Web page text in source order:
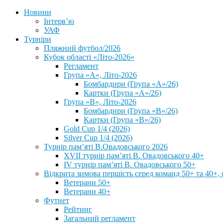
Новини
Інтерв’ю
УАФ
Турніри
Пляжний футбол/2026
Кубок області «Літо-2026»
Регламент
Група «А», Літо-2026
Бомбардири (Група «А»/26)
Картки (Група «А»/26)
Група «В», Літо-2026
Бомбардири (Група «В»/26)
Картки (Група «В»/26)
Gold Cup 1/4 (2026)
Silver Cup 1/4 (2026)
Турнір пам’яті В.Овадовського 2026
XVII турнір пам’яті В. Овадовського 40+
IV турнір пам’яті В. Овадовського 50+
Відкрита зимова першість серед команд 50+ та 40+,
Ветерани 50+
Ветерани 40+
Футнет
Рейтинг
Загальний регламент